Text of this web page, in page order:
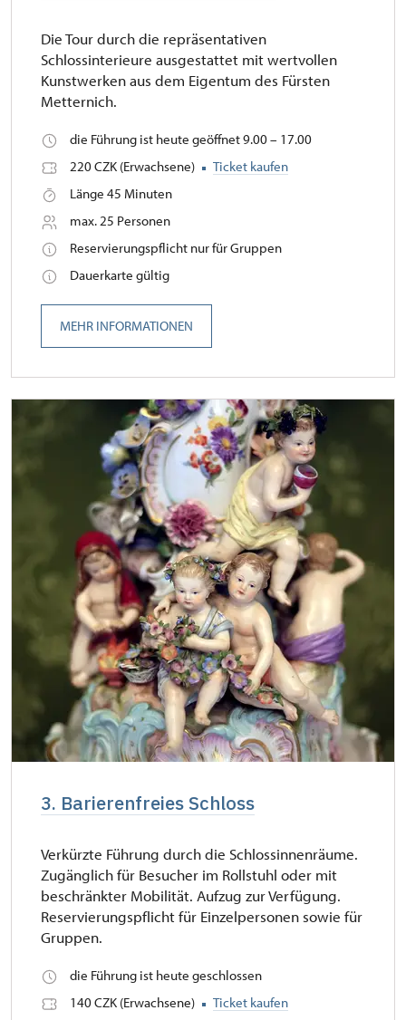
Die Tour durch die repräsentativen
Schlossinterieure ausgestattet mit wertvollen
Kunstwerken aus dem Eigentum des Fürsten
Metternich.
die Führung ist heute geöffnet 9.00 – 17.00
220 CZK (Erwachsene)
Ticket kaufen
Länge 45 Minuten
max. 25 Personen
Reservierungspflicht nur für Gruppen
Dauerkarte gültig
MEHR INFORMATIONEN
3. Barierenfreies Schloss
Verkürzte Führung durch die Schlossinnenräume.
Zugänglich für Besucher im Rollstuhl oder mit
beschränkter Mobilität. Aufzug zur Verfügung.
Reservierungspflicht für Einzelpersonen sowie für
Gruppen.
die Führung ist heute geschlossen
140 CZK (Erwachsene)
Ticket kaufen